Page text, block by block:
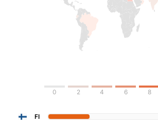
0 2 4 6 8
FI